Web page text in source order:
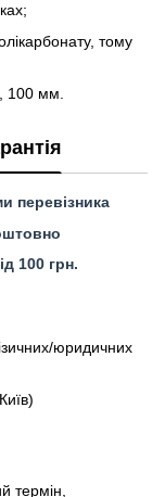
тому
мм.
перевізника
100 грн.
юридичних
термін,